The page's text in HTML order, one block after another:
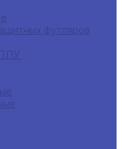
футляров